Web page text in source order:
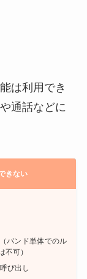
は利用でき
通話などに
きない
バンド単体でのル
不可）
び出し